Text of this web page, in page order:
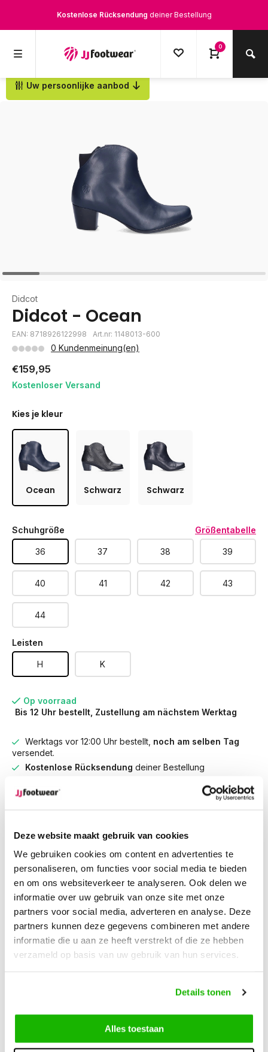
Deze website maakt gebruik van cookies
We gebruiken cookies om content en advertenties te
personaliseren, om functies voor social media te bieden
en om ons websiteverkeer te analyseren. Ook delen we
informatie over uw gebruik van onze site met onze
partners voor social media, adverteren en analyse. Deze
partners kunnen deze gegevens combineren met andere
informatie die u aan ze heeft verstrekt of die ze hebben
verzameld op basis van uw gebruik van hun services.
Details tonen
Alles toestaan
Kostenlose Rücksendung deiner Bestellung
0
Uw persoonlijke aanbod
Zurück
Didcot
Didcot - Ocean
EAN: 8718926122998 Art.nr: 1148013-600
0 Kundenmeinung(en)
€159,95
Kostenloser Versand
Kies je kleur
Ocean Schwarz Schwarz
Schuhgröße Größentabelle
36 37 38 39
40 41 42 43
44
Leisten
H K
Op voorraad
Bis 12 Uhr bestellt, Zustellung am nächstem Werktag
Werktags vor 12:00 Uhr bestellt, noch am selben Tag
versendet.
Kostenlose Rücksendung deiner Bestellung
1500+ Modelle auf Lager
Beschreibung
Didcot - Ocean
Didcot ist eine elegante Stiefelette für breite Füße in einem
schönen Ocean Blau. Hergestellt aus hochwertigem Leder.
Mit einem praktischen Reißverschluss zum einfachen An- und
Ausziehen. Der stabile Absatz sorgt für eine elegante
Ausstrahlung. Das herausnehmbare Fußbett ermöglicht das
Können wir hilfen?